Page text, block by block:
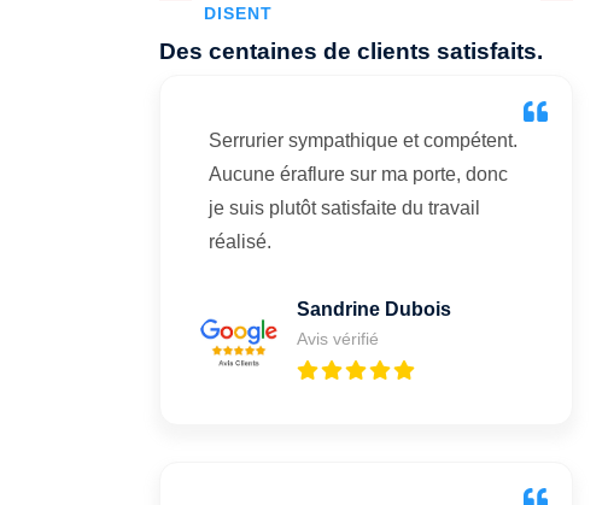
DISENT
Des centaines de clients satisfaits.
Serrurier sympathique et compétent.
Aucune éraflure sur ma porte, donc
je suis plutôt satisfaite du travail
réalisé.
Sandrine Dubois
Avis vérifié